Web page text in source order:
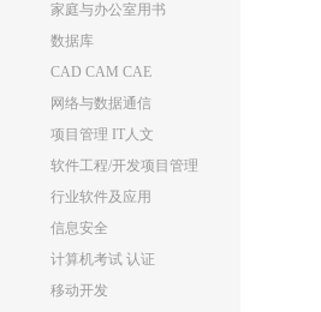
家庭与办公室用书
数据库
CAD CAM CAE
网络与数据通信
项目管理 IT人文
软件工程/开发项目管理
行业软件及应用
信息安全
计算机考试 认证
移动开发